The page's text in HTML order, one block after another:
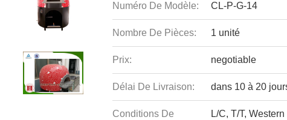
Numéro De Modèle: CL-P-G-14
Nombre De Pièces: 1 unité
Prix: negotiable
Délai De Livraison: dans 10 à 20
Conditions De
L/C, T/T,